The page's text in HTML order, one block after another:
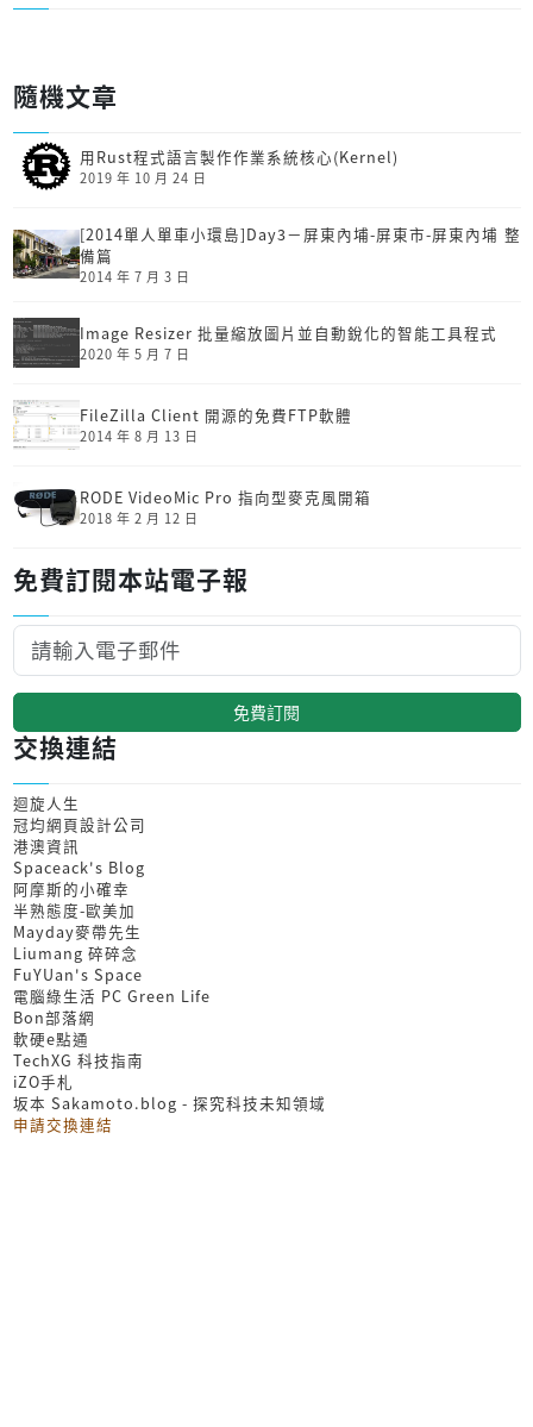
隨機文章
用Rust程式語言製作作業系統核心(Kernel)
2019 年 10 月 24 日
[2014單人單車小環島]Day3－屏東內埔-屏東市-屏東內埔 整
備篇
2014 年 7 月 3 日
Image Resizer 批量縮放圖片並自動銳化的智能工具程式
2020 年 5 月 7 日
FileZilla Client 開源的免費FTP軟體
2014 年 8 月 13 日
RODE VideoMic Pro 指向型麥克風開箱
2018 年 2 月 12 日
免費訂閱本站電子報
免費訂閱
交換連結
迴旋人生
冠均網頁設計公司
港澳資訊
Spaceack's Blog
阿摩斯的小確幸
半熟態度-歐美加
Mayday麥帶先生
Liumang 碎碎念
FuYUan's Space
電腦綠生活 PC Green Life
Bon部落網
軟硬e點通
TechXG 科技指南
iZO手札
坂本 Sakamoto.blog - 探究科技未知領域
申請交換連結